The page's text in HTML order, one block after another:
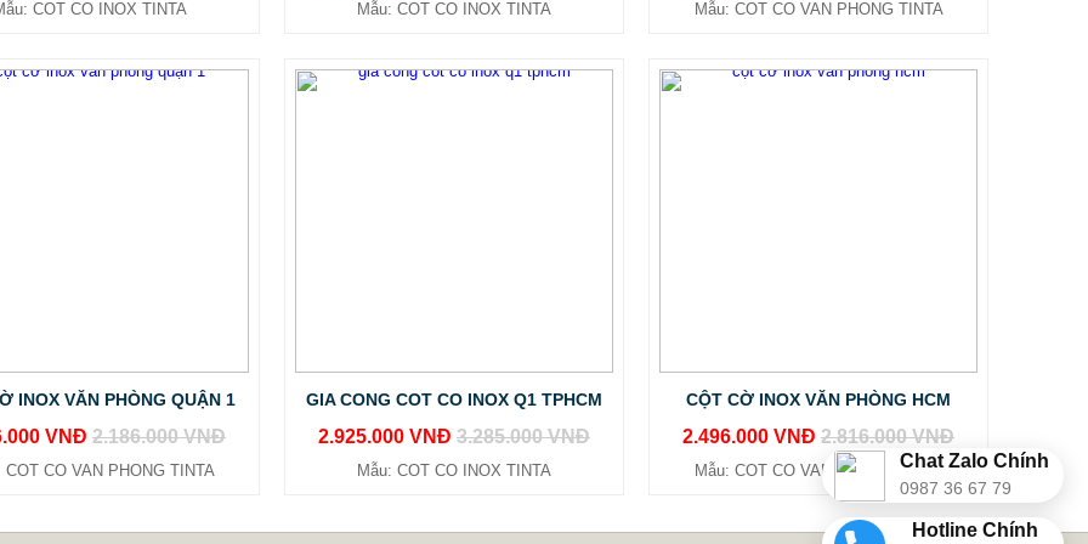
Chat Zalo Chính
0987 36 67 79
Hotline Chính
COT CO INOX TINTA Mẫu: COT CO INOX TINTA Mẫu: COT CO VAN PHONG TINTA
INOX VĂN PHÒNG QUẬN 1
VNĐ 2.186.000 VNĐ
COT CO VAN PHONG TINTA
GIA CONG COT CO INOX Q1 TPHCM
2.925.000 VNĐ 3.285.000 VNĐ
Mẫu: COT CO INOX TINTA
CỘT CỜ INOX VĂN PHÒNG HCM
2.496.000 VNĐ 2.816.000 VNĐ
Mẫu: COT CO VAN PHONG TINTA